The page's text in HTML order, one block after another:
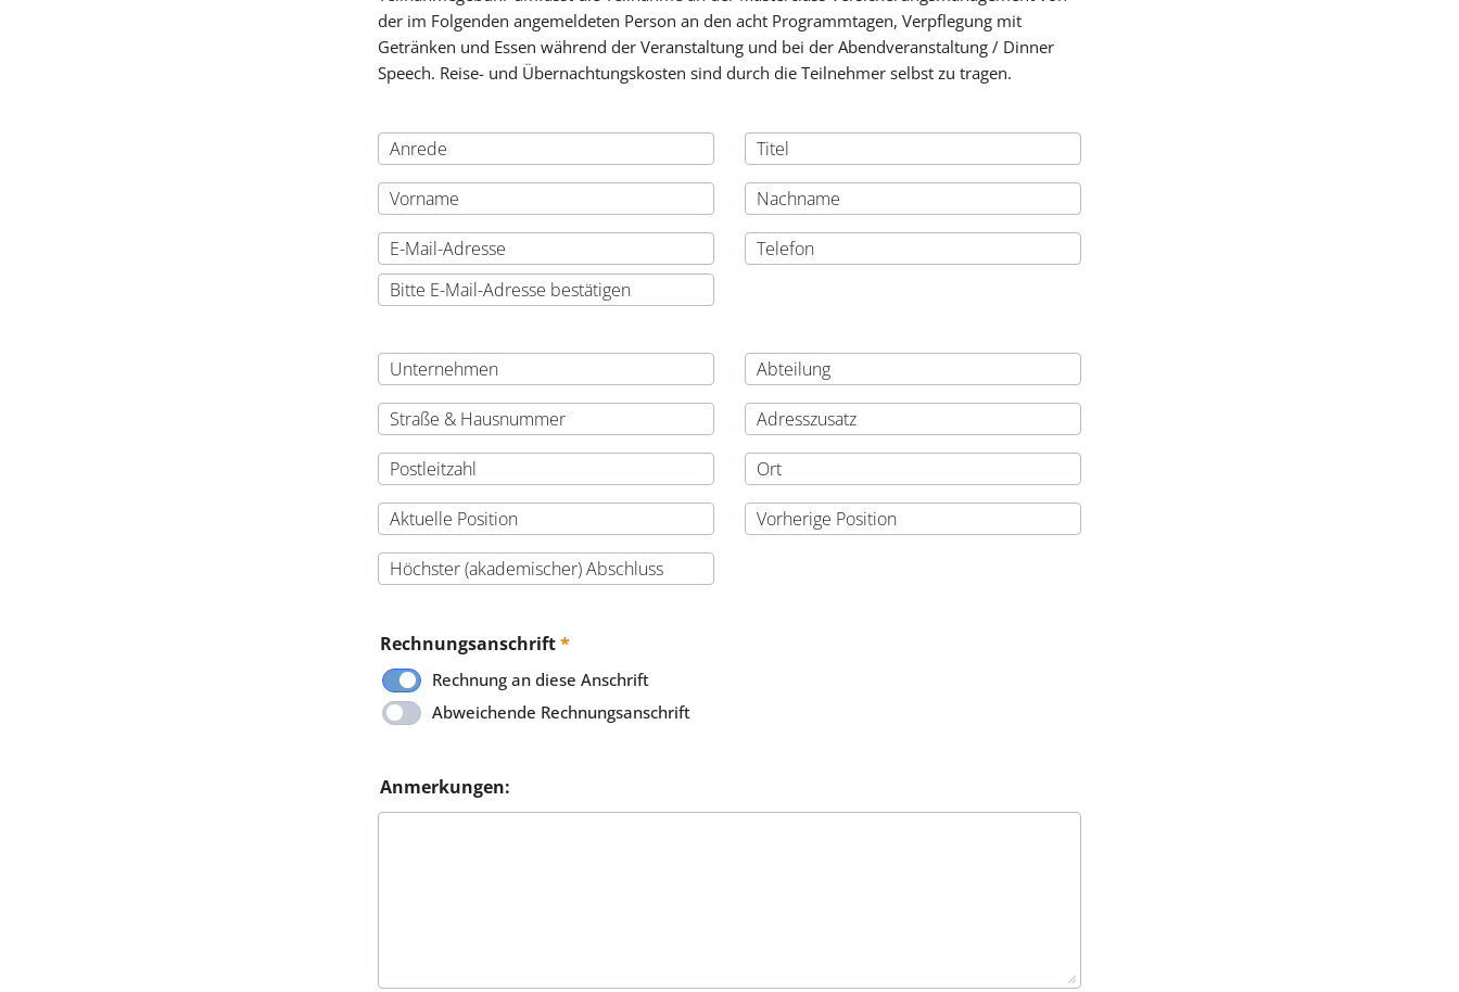
der im Folgenden angemeldeten Person an den acht Programmtagen, Verpflegung mit
Getränken und Essen während der Veranstaltung und bei der Abendveranstaltung / Dinner
Speech. Reise- und Übernachtungskosten sind durch die Teilnehmer selbst zu tragen.
Confirmation Email
Rechnungsanschrift*
Rechnung an diese Anschrift
Abweichende Rechnungsanschrift
Anmerkungen: